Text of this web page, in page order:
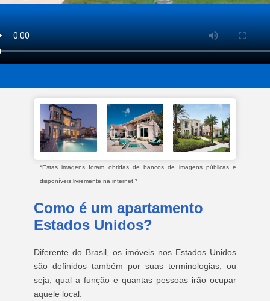
*Estas imagens foram obtidas de bancos de imagens públicas e
disponíveis livremente na internet.*
Como é um apartamento
Estados Unidos?
Diferente do Brasil, os imóveis nos Estados Unidos
são definidos também por suas terminologias, ou
seja, qual a função e quantas pessoas irão ocupar
aquele local.